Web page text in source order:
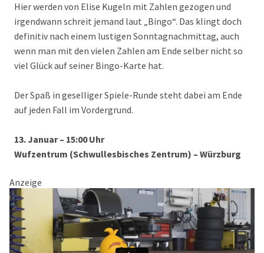
Hier werden von Elise Kugeln mit Zahlen gezogen und
irgendwann schreit jemand laut „Bingo“. Das klingt doch
definitiv nach einem lustigen Sonntagnachmittag, auch
wenn man mit den vielen Zahlen am Ende selber nicht so
viel Glück auf seiner Bingo-Karte hat.
Der Spaß in geselliger Spiele-Runde steht dabei am Ende
auf jeden Fall im Vordergrund.
13. Januar – 15:00 Uhr
Wufzentrum (Schwullesbisches Zentrum) – Würzburg
Anzeige